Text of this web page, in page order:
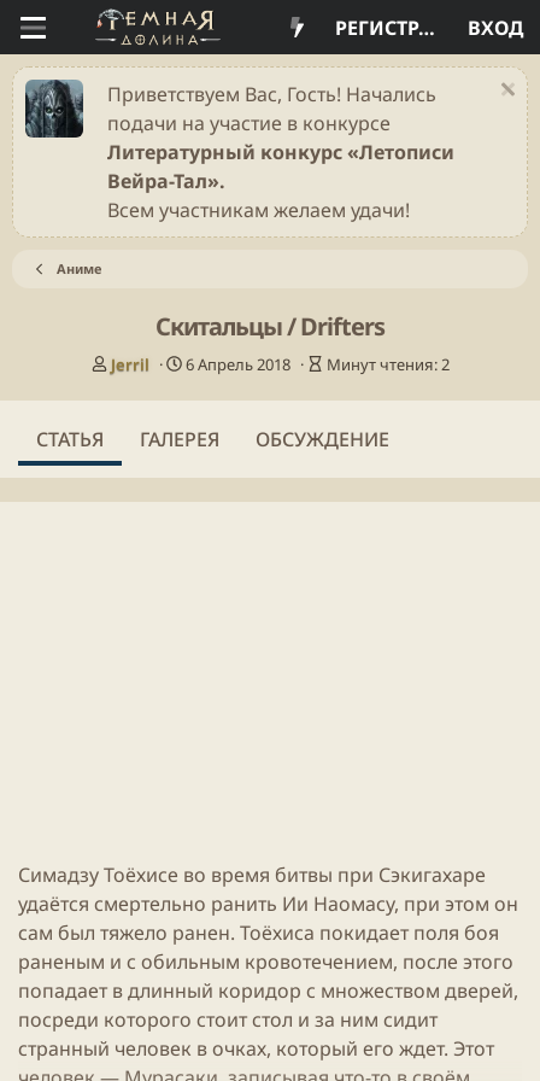
ВХОД
РЕГИСТРАЦИЯ
Приветствуем Вас, Гость! Начались
подачи на участие в конкурсе
Литературный конкурс «Летописи
Вейра-Тал».
Всем участникам желаем удачи!
Аниме
Скитальцы / Drifters
А
Jerril
Д
а
у
б
6 Апрель 2018
В
м
я
ч
т
Минут чтения: 2
СТАТЬЯ ГАЛЕРЕЯ ОБСУЖДЕНИЕ
Симадзу Тоёхисе во время битвы при Сэкигахаре
удаётся смертельно ранить Ии Наомасу, при этом он
сам был тяжело ранен. Тоёхиса покидает поля боя
раненым и с обильным кровотечением, после этого
попадает в длинный коридор с множеством дверей,
посреди которого стоит стол и за ним сидит
странный человек в очках, который его ждет. Этот